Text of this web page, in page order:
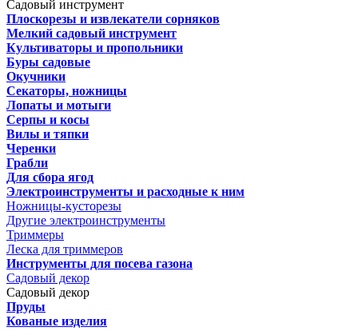
Садовый инструмент
Плоскорезы и извлекатели сорняков
Мелкий садовый инструмент
Культиваторы и пропольники
Буры садовые
Окучники
Секаторы, ножницы
Лопаты и мотыги
Серпы и косы
Вилы и тяпки
Черенки
Грабли
Для сбора ягод
Электроинструменты и расходные к ним
Ножницы-кусторезы
Другие электроинструменты
Триммеры
Леска для триммеров
Инструменты для посева газона
Садовый декор
Садовый декор
Пруды
Кованые изделия